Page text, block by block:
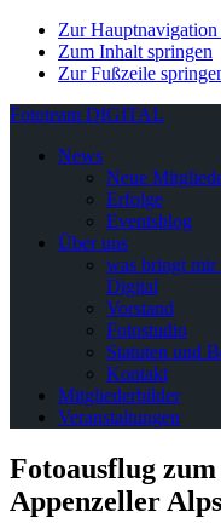
Zur Hauptnavigation
Zum Inhalt springen
Zur Fußzeile
Fototeam DIGITAL
News
Neue
Erfolge
Eventsblog
Über uns
was bringt mir
Digital
Vorstand
Fotostudio
Statuten und
Kontakt
Mitgliederbilder
Veranstaltungen
Fotoausflug
Appenzeller